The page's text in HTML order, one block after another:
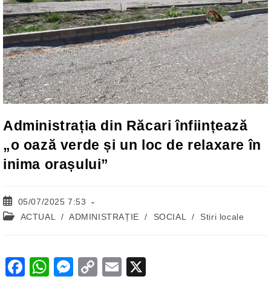
Administrația din Răcari înființează
„o oază verde și un loc de relaxare în
inima orașului”
Post
published:
05/07/2025 7:53
Post ACTUAL / ADMINISTRAȚIE / SOCIAL / Stiri locale
F
W
M
C
E